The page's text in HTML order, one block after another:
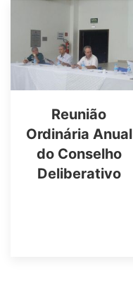
Reunião
Ordinária Anual
do Conselho
Deliberativo